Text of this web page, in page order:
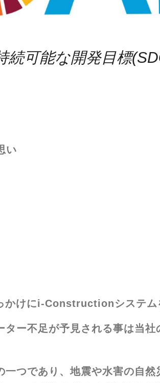
続可能な開発目標
い
かけにi-Constructionシステム
ー不足が予見される事は当
つであり、地震や水害の自